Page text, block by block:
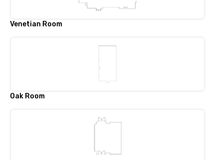
Venetian Room
Oak Room